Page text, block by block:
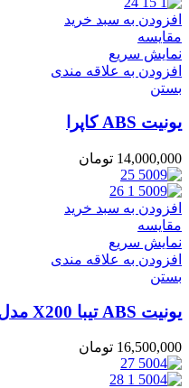
افزودن به سبد خرید
مقایسه
نمایش سریع
افزودن به علاقه مندی
بستن
یونیت ABS کاپرا
14,000,000 تومان
افزودن به سبد خرید
مقایسه
نمایش سریع
افزودن به علاقه مندی
بستن
یونیت ABS تیبا X200 مدل MGH60 کروز
16,500,000 تومان